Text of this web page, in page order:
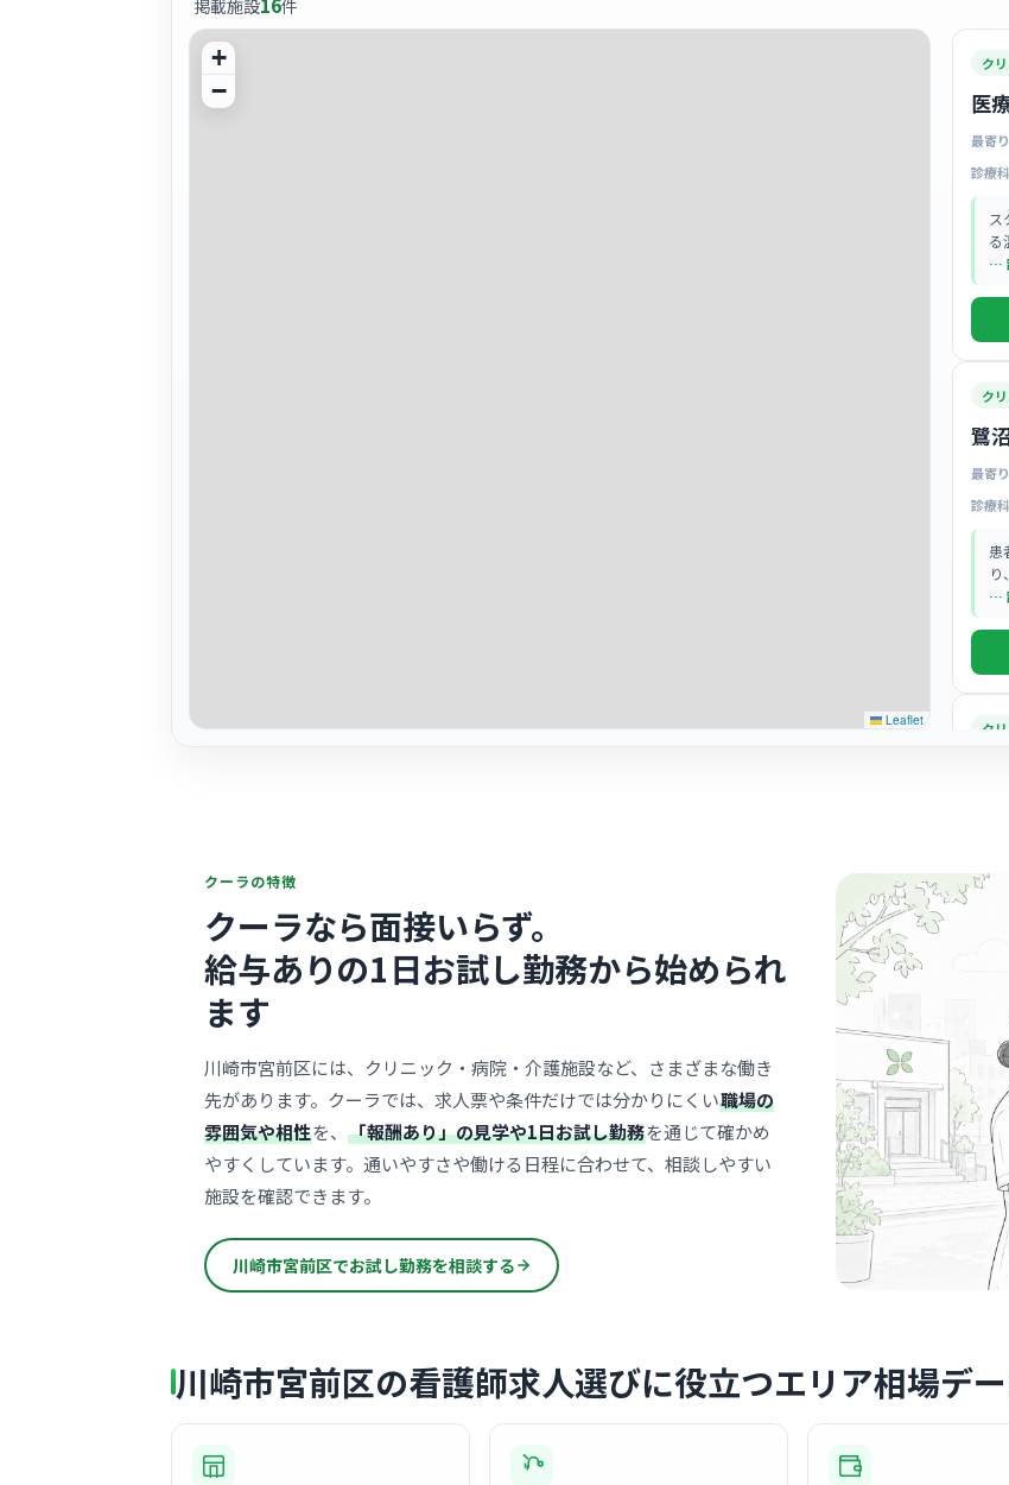
掲載施設 件
+
−
Leaflet
ク
医
最寄り
診療科
ス
る
…
ク
鷺
最寄り
診療科
患
…
ク
院
ク
医
最寄り
診療科
…
クリ
医
クーラの特徴
クーラなら面接いらず。
給与ありの1日お試し勤務から始められ
ます
川崎市宮前区には、クリニック・病院・介護施設など、さまざまな働き
先があります。クーラでは、求人票や条件だけでは分かりにくい職場の
雰囲気や相性を、 「報酬あり」の見学や1日お試し勤務を通じて確かめ
やすくしています。通いやすさや働ける日程に合わせて、相談しやすい
施設を確認できます。
川崎市宮前区でお試し勤務を相談する
川崎市宮前区の看護師求人選びに役立つエリア相場デ